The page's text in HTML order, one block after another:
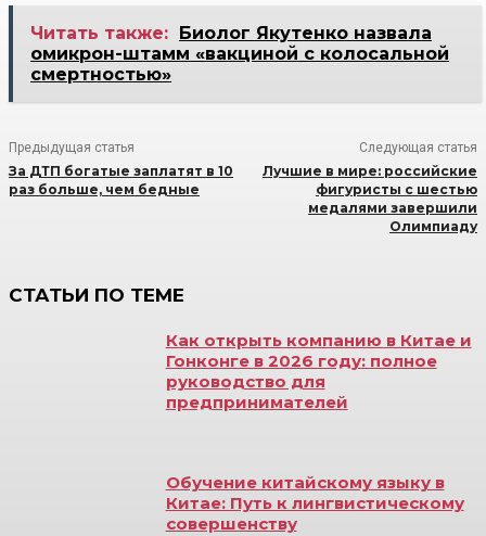
Читать также: Биолог Якутенко назвала
омикрон-штамм «вакциной с колосальной
смертностью»
Предыдущая статья
За ДТП богатые заплатят в 10
раз больше, чем бедные
Следующая статья
Лучшие в мире: российские
фигуристы с шестью
медалями завершили
Олимпиаду
СТАТЬИ ПО ТЕМЕ
Как открыть компанию в Китае и
Гонконге в 2026 году: полное
руководство для
предпринимателей
Обучение китайскому языку в
Китае: Путь к лингвистическому
совершенству